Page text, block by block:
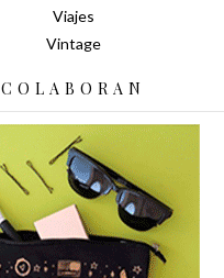
Viajes
Vintage
COLABORAN